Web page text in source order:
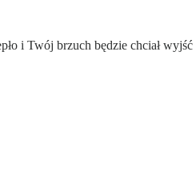
i Twój brzuch będzie chciał wyjść